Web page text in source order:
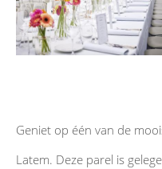
Geniet op één van de
Latem. Deze parel is